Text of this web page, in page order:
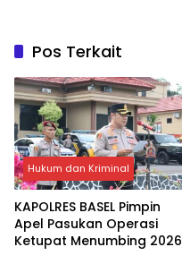
Pos Terkait
Hukum dan Kriminal
KAPOLRES BASEL Pimpin
Apel Pasukan Operasi
Ketupat Menumbing 2026